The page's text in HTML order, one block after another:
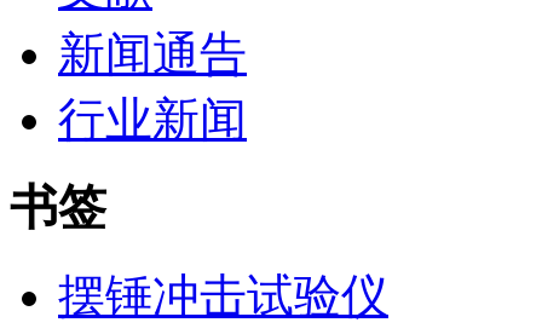
新闻通告
行业新闻
书签
摆锤冲击试验仪